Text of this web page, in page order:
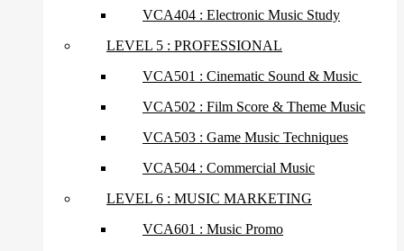
VCA404 : Electronic Music Study
LEVEL 5 : PROFESSIONAL
VCA501 : Cinematic Sound & Music
VCA502 : Film Score & Theme Music
VCA503 : Game Music Techniques
VCA504 : Commercial Music
LEVEL 6 : MUSIC MARKETING
VCA601 : Music Promo